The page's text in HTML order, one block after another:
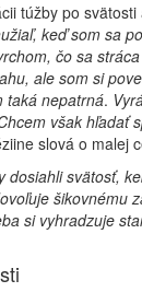
túžby po
keď som sa
čo sa
ale som si
taká nepatrná.
však hľadať
slová o malej
do­siahli svätosť,
šikovnému
si vyhradzuje